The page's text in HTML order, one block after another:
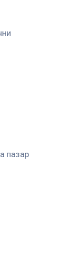
пазар